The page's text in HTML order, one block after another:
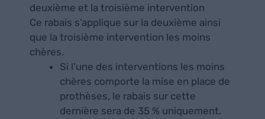
deuxième et la troisième intervention
Ce rabais s’applique sur la deuxième ainsi
que la troisième intervention les moins
chères.
Si l’une des interventions les moins
chères comporte la mise en place de
prothèses, le rabais sur cette
dernière sera de 35 % uniquement.